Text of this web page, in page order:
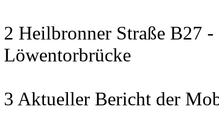
2 Heilbronner Straße B27
Löwentorbrücke
3 Aktueller Bericht der